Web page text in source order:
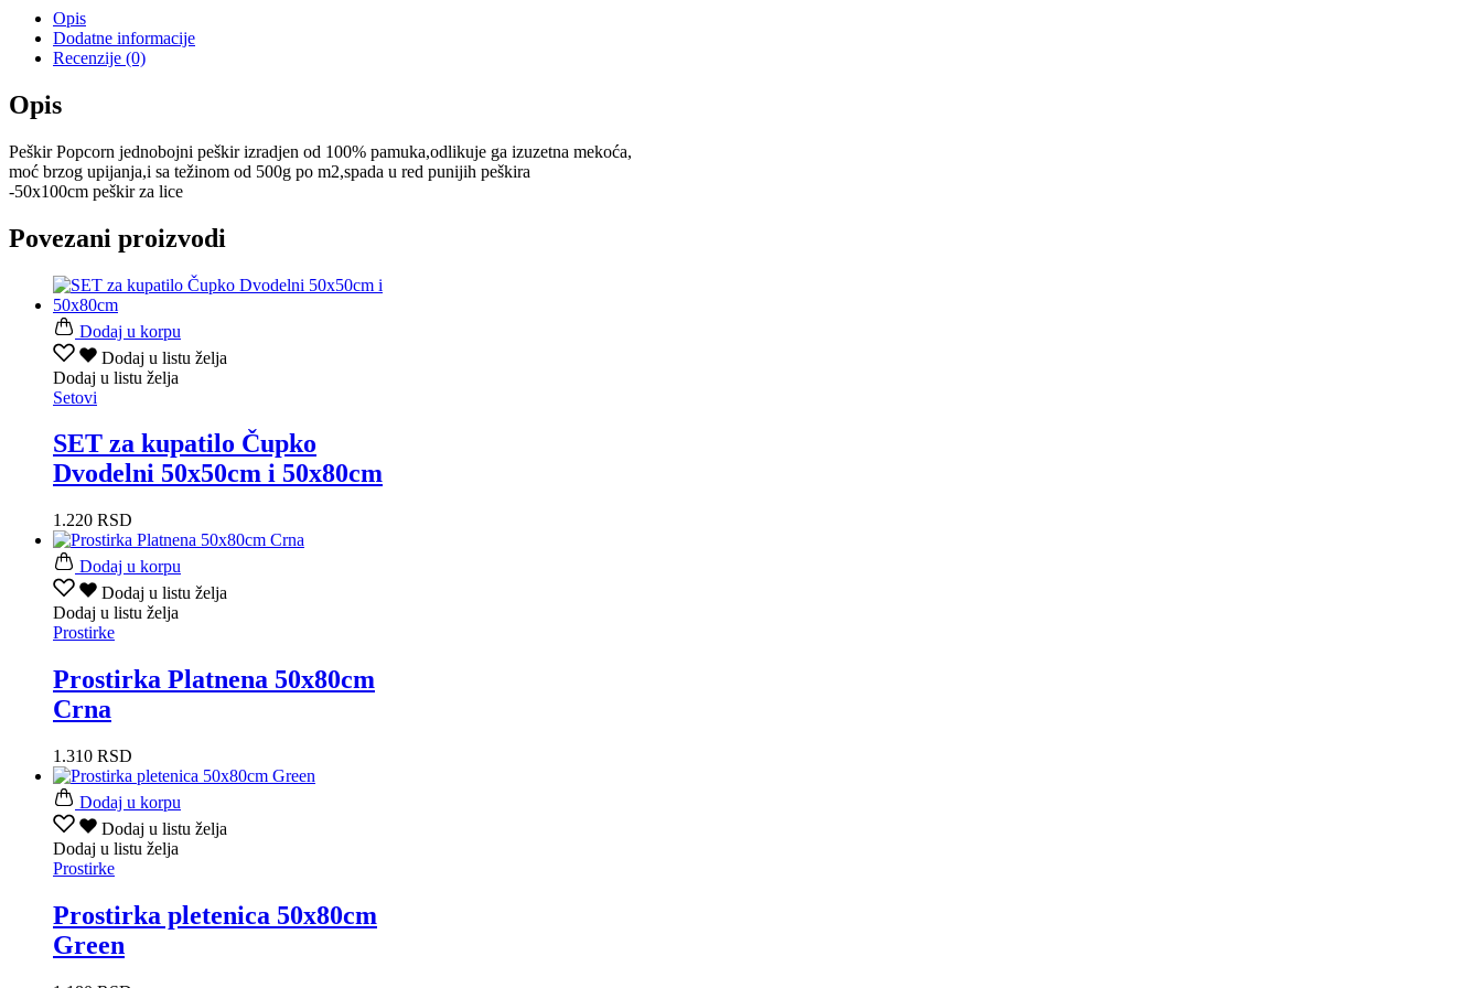
Opis
Dodatne informacije
Recenzije (0)
Opis
Peškir Popcorn jednobojni peškir izradjen od 100% pamuka,odlikuje ga izuzetna mekoća,
moć brzog upijanja,i sa težinom od 500g po m2,spada u red punijih peškira
-50x100cm peškir za lice
Povezani proizvodi
Dodaj u korpu
Dodaj u listu želja
Dodaj u listu želja
Setovi
SET za kupatilo Čupko
Dvodelni 50x50cm i 50x80cm
1.220 RSD
Dodaj u korpu
Dodaj u listu želja
Dodaj u listu želja
Prostirke
Prostirka Platnena 50x80cm
Crna
1.310 RSD
Dodaj u korpu
Dodaj u listu želja
Dodaj u listu želja
Prostirke
Prostirka pletenica 50x80cm
Green